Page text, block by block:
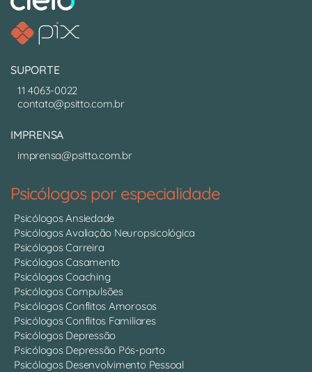
SUPORTE
11 4063-0022
contato@psitto.com.br
IMPRENSA
imprensa@psitto.com.br
Psicólogos por especialidade
Psicólogos Ansiedade
Psicólogos Avaliação Neuropsicológica
Psicólogos Carreira
Psicólogos Casamento
Psicólogos Coaching
Psicólogos Compulsões
Psicólogos Conflitos Amorosos
Psicólogos Conflitos Familiares
Psicólogos Depressão
Psicólogos Depressão Pós-parto
Psicólogos Desenvolvimento Pessoal